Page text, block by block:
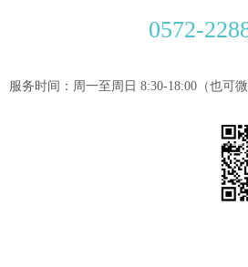
0572-
服务时间：周一至周日 8:30-18:00（也可